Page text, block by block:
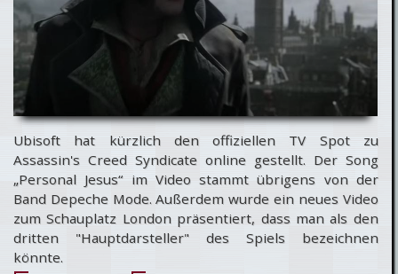
Ubisoft hat kürzlich den offiziellen TV Spot zu
Assassin's Creed Syndicate online gestellt. Der Song
„Personal Jesus“ im Video stammt übrigens von der
Band Depeche Mode. Außerdem wurde ein neues Video
zum Schauplatz London präsentiert, dass man als den
dritten "Hauptdarsteller" des Spiels bezeichnen
könnte.